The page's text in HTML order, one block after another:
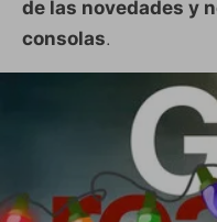
de las novedades y
consolas.